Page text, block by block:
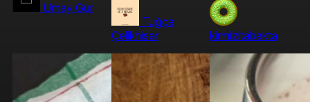
Umay Gür
Tuğçe
Çelikhisar
kirmizitabakta